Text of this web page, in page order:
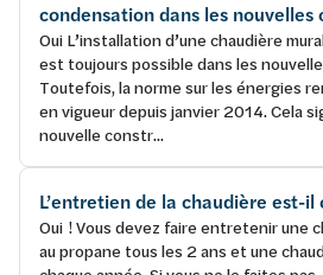
condensation dans les nouvelles
Oui L’installation d’une chaudière
est toujours possible dans les
Toutefois, la norme sur les énergies
en vigueur depuis janvier 2014. Cela
nouvelle constr...
L’entretien de la chaudière est-
Oui ! Vous devez faire entretenir une
au propane tous les 2 ans et une